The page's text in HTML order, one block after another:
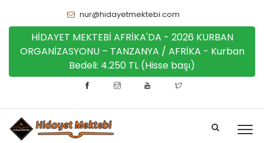
nur@hidayetmektebi.com
HİDAYET MEKTEBİ AFRİKA'DA - 2026 KURBAN
ORGANİZASYONU – TANZANYA / AFRİKA - Kurban
Bedeli: 4.250 TL (Hisse başı)